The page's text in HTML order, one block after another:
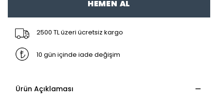
HEMEN AL
2500 TL üzeri ücretsiz kargo
10 gün içinde iade değişim
Ürün Açıklaması